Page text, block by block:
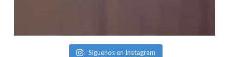
Síguenos en Instagram